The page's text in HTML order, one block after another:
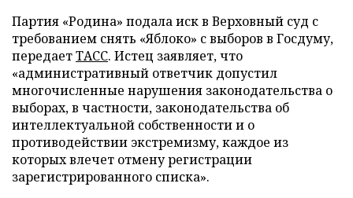
Партия «Родина» подала иск в Верховный суд с
требованием снять «Яблоко» с выборов в Госдуму,
передаетТАСС. Истец заявляет, что
«административный ответчик допустил
многочисленные нарушения законодательства о
выборах, в частности, законодательства об
интеллектуальной собственности и о
противодействии экстремизму, каждое из
которых влечет отмену регистрации
зарегистрированного списка».